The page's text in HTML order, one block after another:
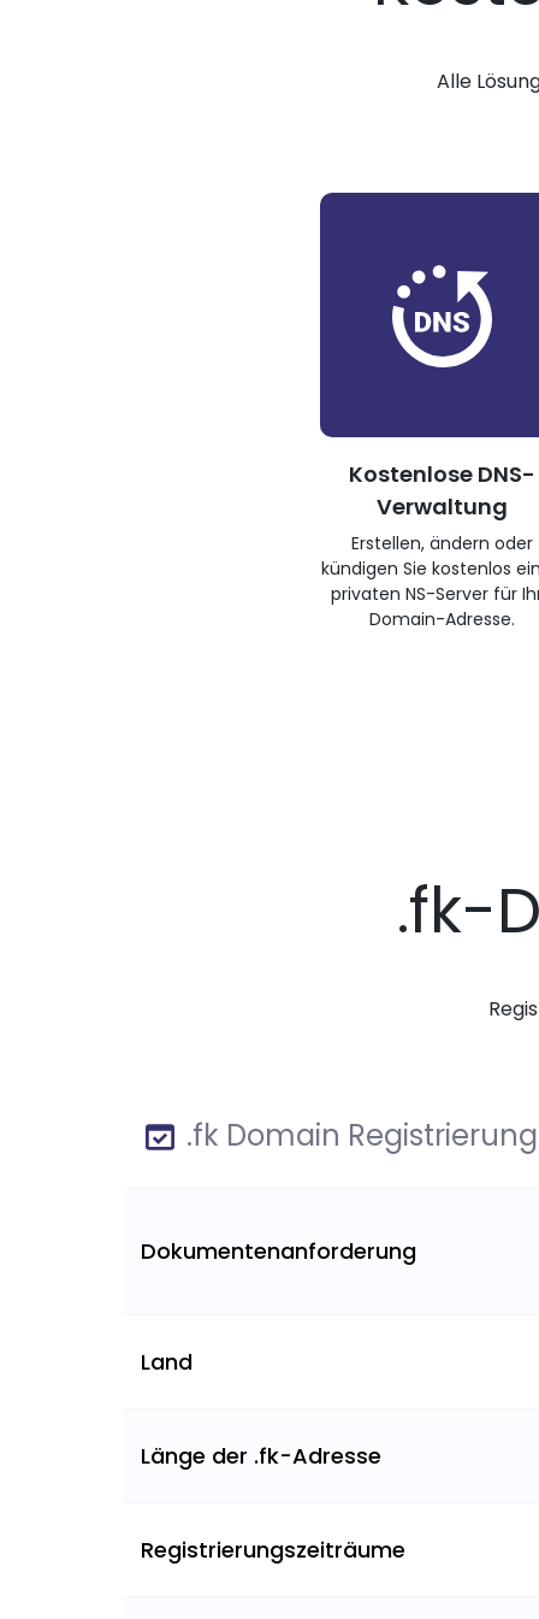
Alle
Kostenlose DNS-
Verwaltung
Erstellen, ändern oder
kündigen Sie kostenlos
privaten NS-Server für
Domain-Adresse.
.fk-
.fk Domain Registrierung
Dokumentenanforderung
Land
Länge der .fk-Adresse
Registrierungszeiträume